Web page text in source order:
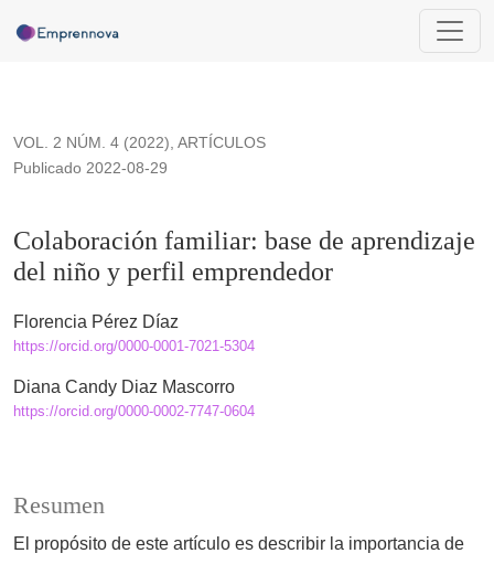
Colaboración familiar: base de aprendizaje del niño y perfil
VOL. 2 NÚM. 4 (2022), ARTÍCULOS
Colaboración familiar: base de aprendizaje
del niño y perfil emprendedor
Publicado 2022-08-29
Florencia Pérez Díaz
https://orcid.org/0000-0001-7021-5304
Diana Candy Diaz Mascorro
https://orcid.org/0000-0002-7747-0604
Resumen
El propósito de este artículo es describir la importancia de